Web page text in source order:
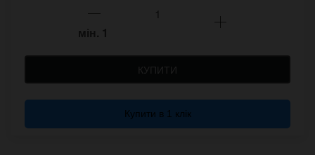
мін. 1
КУПИТИ
Купити в 1 клік